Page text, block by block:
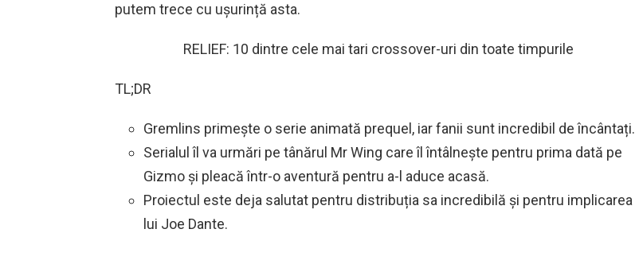
putem trece cu ușurință asta.
RELIEF: 10 dintre cele mai tari crossover-uri din toate timpurile
TL;DR
Gremlins primește o serie animată prequel, iar fanii sunt incredibil de încântați.
Serialul îl va urmări pe tânărul Mr Wing care îl întâlnește pentru prima dată pe
Gizmo și pleacă într-o aventură pentru a-l aduce acasă.
Proiectul este deja salutat pentru distribuția sa incredibilă și pentru implicarea
lui Joe Dante.